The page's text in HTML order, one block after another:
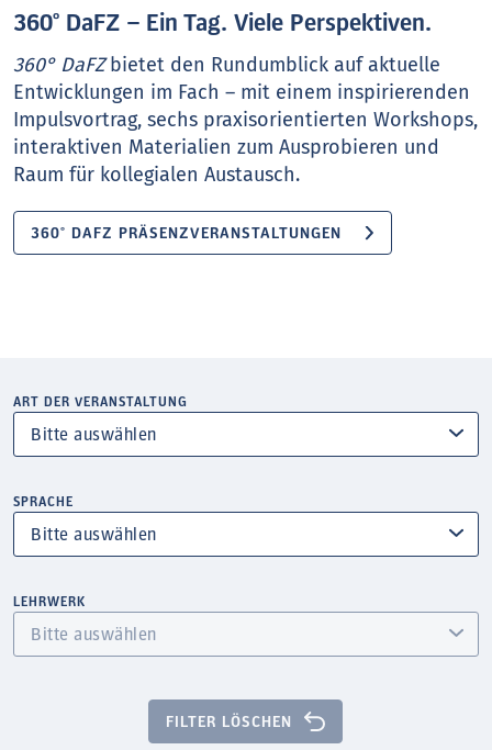
360° DaFZ – Ein Tag. Viele Perspektiven.
360° DaFZbietet den Rundumblick auf aktuelle
Entwicklungen im Fach – mit einem inspirierenden
Impulsvortrag, sechs praxisorientierten Workshops,
interaktiven Materialien zum Ausprobieren und
Raum für kollegialen Austausch.
360° DAFZ PRÄSENZVERANSTALTUNGEN
ART DER VERANSTALTUNG
SPRACHE
LEHRWERK
FILTER LÖSCHEN